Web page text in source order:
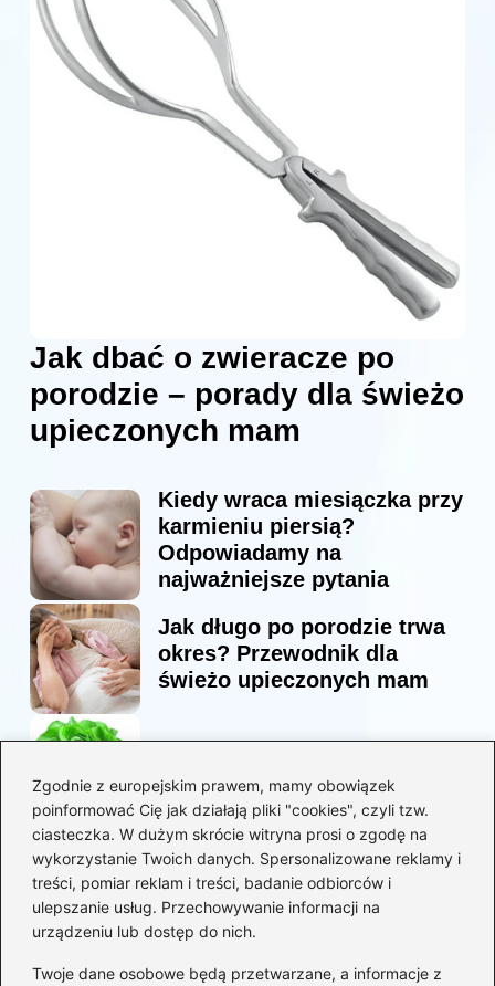
Zgodnie z europejskim prawem, mamy obowiązek
poinformować Cię jak działają pliki "cookies", czyli tzw.
ciasteczka. W dużym skrócie witryna prosi o zgodę na
wykorzystanie Twoich danych. Spersonalizowane reklamy i
treści, pomiar reklam i treści, badanie odbiorców i
ulepszanie usług. Przechowywanie informacji na
urządzeniu lub dostęp do nich.
Twoje dane osobowe będą przetwarzane, a informacje z
Jak dbać o zwieracze po
porodzie – porady dla świeżo
upieczonych mam
Kiedy wraca miesiączka przy
karmieniu piersią?
Odpowiadamy na
najważniejsze pytania
Jak długo po porodzie trwa
okres? Przewodnik dla
świeżo upieczonych mam
mam karmiących piersią
Jaką biblia dla dzieci
wybrać, aby wzbudzić ich
zainteresowanie?
Kategorie